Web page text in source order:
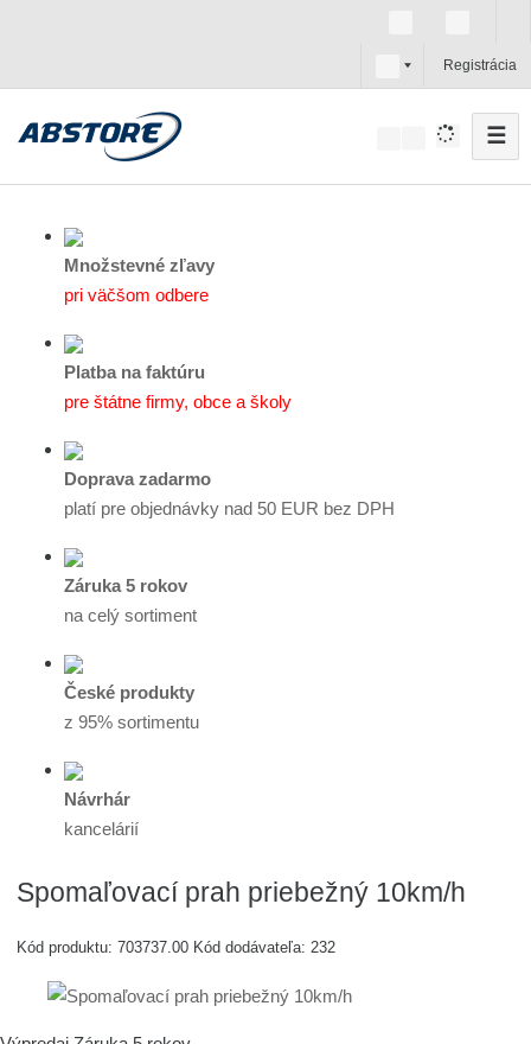
s
k
Registrácia
☰
Množstevné zľavy
pri väčšom odbere
Platba na faktúru
pre štátne firmy, obce a školy
Doprava zadarmo
platí pre objednávky nad 50 EUR bez DPH
Záruka 5 rokov
na celý sortiment
České produkty
z 95% sortimentu
Návrhár
kancelárií
Spomaľovací prah priebežný 10km/h
Kód produktu: 703737.00 Kód dodávateľa:232